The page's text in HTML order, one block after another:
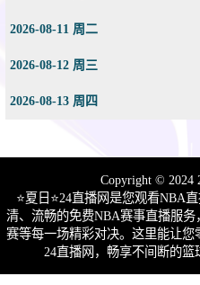
2026-08-11 周二
2026-08-12 周三
2026-08-13 周四
Copyright © 2024
⭐️夏日⭐24直播网是您观看NBA
清、流畅的免费NBA赛事直播服
赛等每一场精彩对决。这里能让
24直播网，畅享不间断的篮